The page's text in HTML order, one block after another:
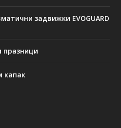
задвижки EVOGUARD
празници
капак